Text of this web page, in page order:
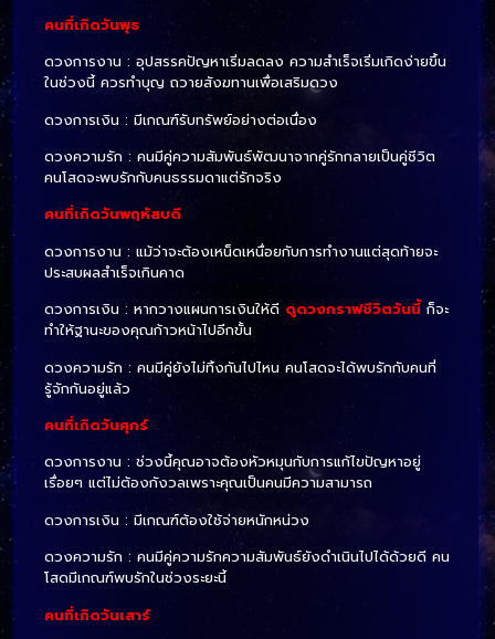
คนที่เกิดวันพุธ
ดวงการงาน : อุปสรรคปัญหาเริ่มลดลง ความสำเร็จเริ่มเกิดง่ายขึ้น
ในช่วงนี้ ควรทำบุญ ถวายสังฆทานเพื่อเสริมดวง
ดวงการเงิน : มีเกณฑ์รับทรัพย์อย่างต่อเนื่อง
ดวงความรัก : คนมีคู่ความสัมพันธ์พัฒนาจากคู่รักกลายเป็นคู่ชีวิต
คนโสดจะพบรักกับคนธรรมดาแต่รักจริง
คนที่เกิดวันพฤหัสบดี
ดวงการงาน : แม้ว่าจะต้องเหน็ดเหนื่อยกับการทำงานแต่สุดท้ายจะ
ประสบผลสำเร็จเกินคาด
ดวงการเงิน : หากวางแผนการเงินให้ดี ดูดวงกราฟชีวิตวันนี้ ก็จะ
ทำให้ฐานะของคุณก้าวหน้าไปอีกขั้น
ดวงความรัก : คนมีคู่ยังไม่ทิ้งกันไปไหน คนโสดจะได้พบรักกับคนที่
รู้จักกันอยู่แล้ว
คนที่เกิดวันศุกร์
ดวงการงาน : ช่วงนี้คุณอาจต้องหัวหมุนกับการแก้ไขปัญหาอยู่
เรื่อยๆ แต่ไม่ต้องกังวลเพราะคุณเป็นคนมีความสามารถ
ดวงการเงิน : มีเกณฑ์ต้องใช้จ่ายหนักหน่วง
ดวงความรัก : คนมีคู่ความรักความสัมพันธ์ยังดำเนินไปได้ด้วยดี คน
โสดมีเกณฑ์พบรักในช่วงระยะนี้
คนที่เกิดวันเสาร์